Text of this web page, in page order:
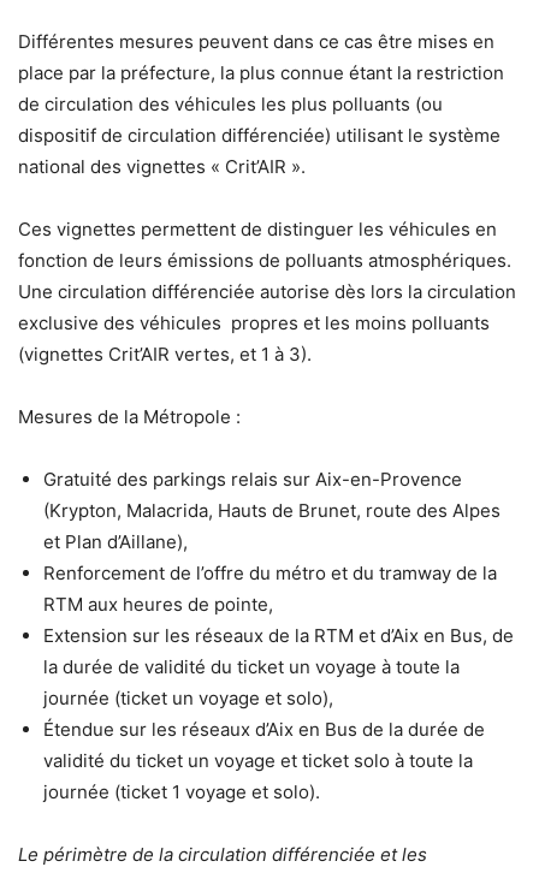
Différentes mesures peuvent dans ce cas être mises en
place par la préfecture, la plus connue étant la restriction
de circulation des véhicules les plus polluants (ou
dispositif de circulation différenciée) utilisant le système
national des vignettes « Crit’AIR ».
Ces vignettes permettent de distinguer les véhicules en
fonction de leurs émissions de polluants atmosphériques.
Une circulation différenciée autorise dès lors la circulation
exclusive des véhicules propres et les moins polluants
(vignettes Crit’AIR vertes, et 1 à 3).
Mesures de la Métropole :
Gratuité des parkings relais sur Aix-en-Provence
(Krypton, Malacrida, Hauts de Brunet, route des Alpes
et Plan d’Aillane),
Renforcement de l’offre du métro et du tramway de la
RTM aux heures de pointe,
Extension sur les réseaux de la RTM et d’Aix en Bus, de
la durée de validité du ticket un voyage à toute la
journée (ticket un voyage et solo),
Étendue sur les réseaux d’Aix en Bus de la durée de
validité du ticket un voyage et ticket solo à toute la
journée (ticket 1 voyage et solo).
Le périmètre de la circulation différenciée et les